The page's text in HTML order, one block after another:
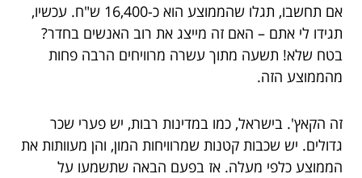
אם תחשבו, תגלו שהממוצע הוא כ-16,400 ש"ח. עכשיו,
תגידו לי אתם – האם זה מייצג את רוב האנשים בחדר?
בטח שלא! תשעה מתוך עשרה מרוויחים הרבה פחות
מהממוצע הזה.
זה הקאץ'. בישראל, כמו במדינות רבות, יש פערי שכר
גדולים. יש שכבות קטנות שמרוויחות המון, והן מעוותות את
הממוצע כלפי מעלה. אז בפעם הבאה שתשמעו על